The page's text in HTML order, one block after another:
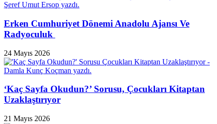
Erken Cumhuriyet Dönemi Anadolu Ajansı Ve
Radyoculuk
24 Mayıs 2026
‘Kaç Sayfa Okudun?’ Sorusu, Çocukları Kitaptan
Uzaklaştırıyor
21 Mayıs 2026